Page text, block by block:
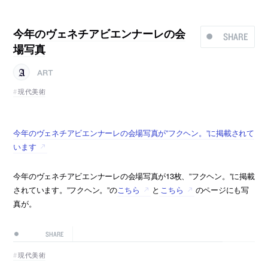
SHARE
今年のヴェネチアビエンナーレの会
場写真
ART
現代美術
今年のヴェネチアビエンナーレの会場写真が”フクヘン。”に掲載されて
います
今年のヴェネチアビエンナーレの会場写真が13枚、”フクヘン。”に掲載
されています。”フクヘン。”のこちら と こちら
のページにも写
真が。
SHARE
現代美術